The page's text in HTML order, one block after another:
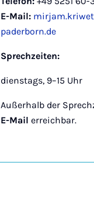
E-Mail:
paderborn.de
Sprechzeiten:
dienstags, 9–15 Uhr
Außerhalb der
E-Mail erreichbar.